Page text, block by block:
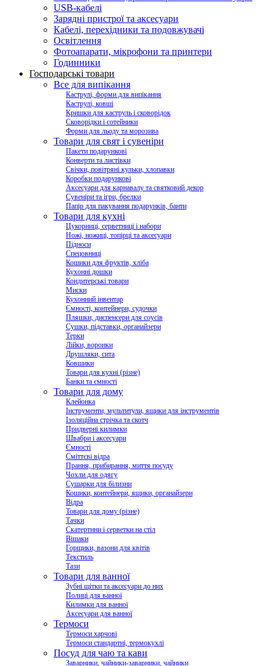
USB-кабелі
Зарядні пристрої та аксесуари
Кабелі, перехідники та подовжувачі
Освітлення
Фотоапарати, мікрофони та принтери
Годинники
Господарські товари
Все для випікання
Каструлі, форми для випікання
Каструлі, ковші
Кришки для каструль і сковорідок
Сковорідки і сотейники
Форми для льоду та морозива
Товари для свят і сувеніри
Пакети подарункові
Конверти та листівки
Свічки, повітряні кульки, хлопавки
Коробки подарункові
Аксесуари для карнавалу та святковий декор
Сувеніри та ігри, брелки
Папір для пакування подарунків, банти
Товари для кухні
Цукорниці, серветниці і набори
Ножі, ножиці, топірці та аксесуари
Підноси
Спецовниці
Кошики для фруктів, хліба
Кухонні дошки
Кондитерські товари
Миски
Кухонний інвентар
Ємності, контейнери, судочки
Пляшки, диспенсери для соусів
Сушки, підставки, органайзери
Терки
Лійки, воронки
Друшляки, сита
Ковшики
Товари для кухні (різне)
Банки та ємності
Товари для дому
Клейонка
Інструменти, мультитули, ящики для інструментів
Ізоляційна стрічка та скотч
Придверні килимки
Швабри і аксесуари
Ємності
Сміттєві відра
Прання, прибирання, миття посуду
Чохли для одягу
Сушарки для білизни
Кошики, контейнери, ящики, органайзери
Відра
Товари для дому (різне)
Тачки
Скатертини і серветки на стіл
Вішаки
Горщики, вазони для квітів
Текстиль
Тази
Товари для ванної
Зубні щітки та аксесуари до них
Полиці для ванної
Килимки для ванної
Аксесуари для ванної
Термоси
Термоси харчові
Термоси стандартні, термокухлі
Посуд для чаю та кави
Заварники, чайники-заварники, чайники